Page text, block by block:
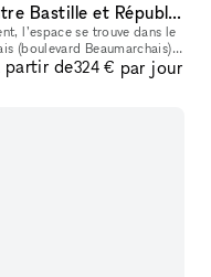
Espace Galerie ou Showroom entre Bastille et République
l’espace se trouve dans le
(boulevard Beaumarchais)
et s
partir de324 € par jour